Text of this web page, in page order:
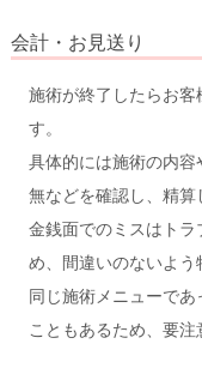
会計・お見送り
施術が終了したらお客
す。
具体的には施術の内
無などを確認し、精算
金銭面でのミスはトラ
め、間違いのないよう
同じ施術メニューで
こともあるため、要注